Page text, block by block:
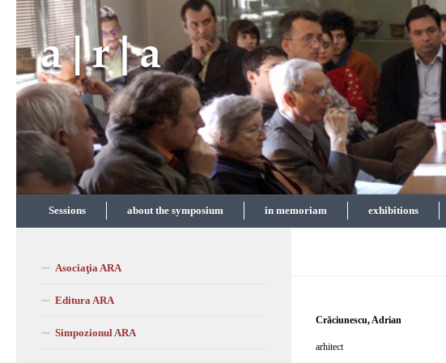
Skip to content
Sessions about the symposium in memoriam exhibitions
Crăciunescu, Adrian
arhitect
Asociaţia ARA
Editura ARA
Simpozionul ARA